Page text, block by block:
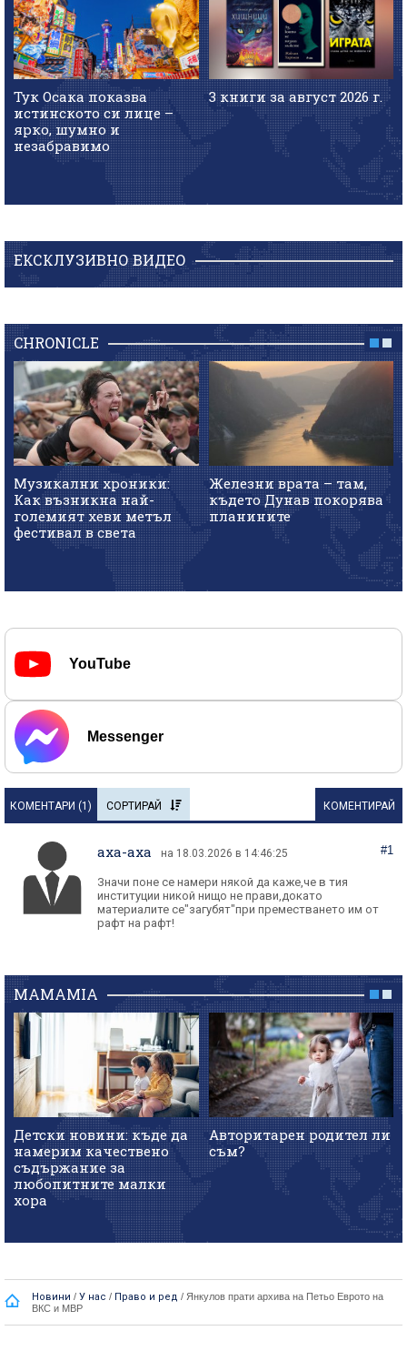
Тук Осака показва
истинското си лице –
ярко, шумно и
незабравимо
3 книги за август 2026 г.
ЕКСКЛУЗИВНО ВИДЕО
CHRONICLE
Музикални хроники:
Как възникна най-
големият хеви метъл
фестивал в света
Железни врата – там,
където Дунав покорява
планините
YouTube
Messenger
КОМЕНТАРИ (1 ) СОРТИРАЙ КОМЕНТИРАЙ
axa-axa на 18.03.2026 в 14:46:25 #1
Значи поне се намери някой да каже,че в тия
институции никой нищо не прави,докато
материалите се"загубят"при преместването им от
рафт на рафт!
MAMAMIA
Детски новини: къде да
намерим качествено
съдържание за
любопитните малки
хора
Авторитарен родител ли
съм?
Новини / У нас / Право и ред / Янкулов прати архива на Петьо Еврото на
ВКС и МВР